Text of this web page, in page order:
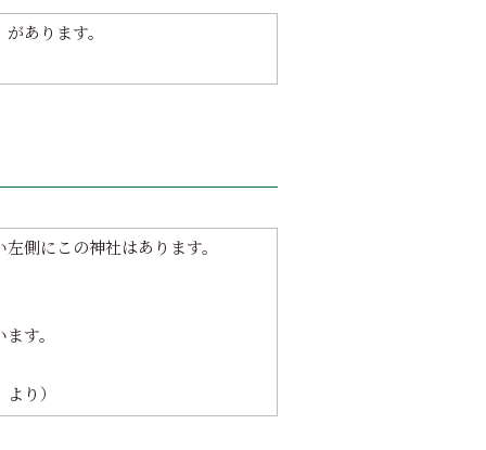
あります。
側にこの神社はあります。
す。
り）